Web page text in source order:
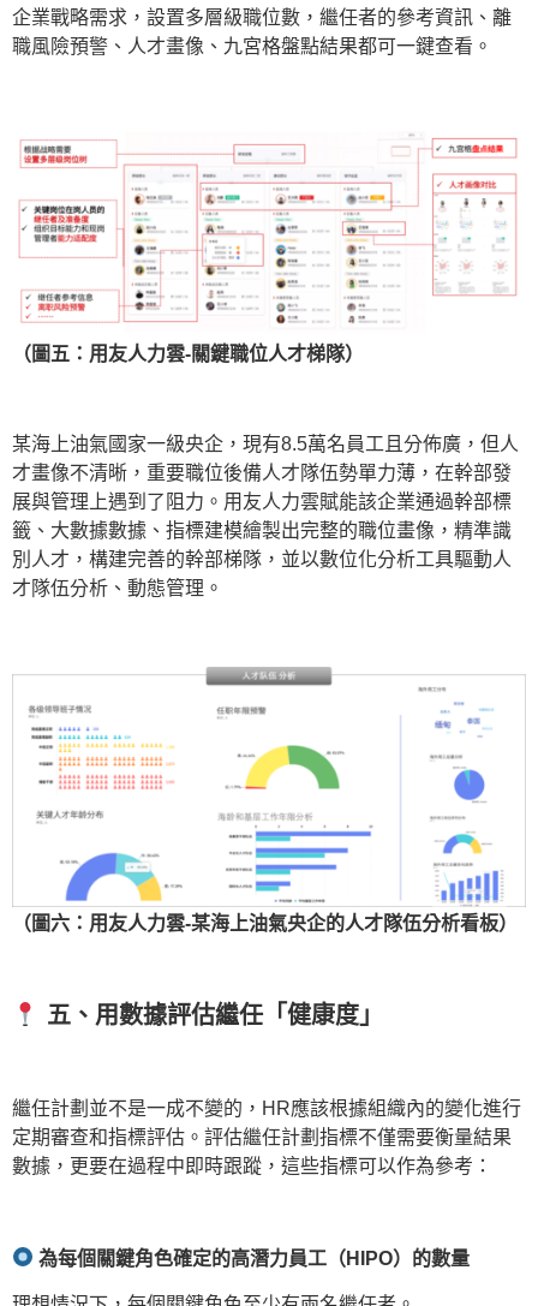
企業戰略需求，設置多層級職位數，繼任者的參考資訊、離
職風險預警、人才畫像、九宮格盤點結果都可一鍵查看。
（圖五：用友人力雲-關鍵職位人才梯隊）
某海上油氣國家一級央企，現有8.5萬名員工且分佈廣，但人
才畫像不清晰，重要職位後備人才隊伍勢單力薄，在幹部發
展與管理上遇到了阻力。用友人力雲賦能該企業通過幹部標
籤、大數據數據、指標建模繪製出完整的職位畫像，精準識
別人才，構建完善的幹部梯隊，並以數位化分析工具驅動人
才隊伍分析、動態管理。
（圖六：用友人力雲-某海上油氣央企的人才隊伍分析看板）
五、 用數據評估繼任「健康度」
繼任計劃並不是一成不變的，HR應該根據組織內的變化進行
定期審查和指標評估。評估繼任計劃指標不僅需要衡量結果
數據，更要在過程中即時跟蹤，這些指標可以作為參考：
為每個關鍵角色確定的高潛力員工（HIPO）的數量